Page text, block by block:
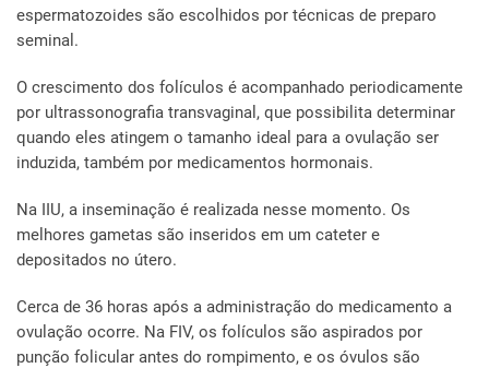
espermatozoides são escolhidos por técnicas de preparo
seminal.
O crescimento dos folículos é acompanhado periodicamente
por ultrassonografia transvaginal, que possibilita determinar
quando eles atingem o tamanho ideal para a ovulação ser
induzida, também por medicamentos hormonais.
Na IIU, a inseminação é realizada nesse momento. Os
melhores gametas são inseridos em um cateter e
depositados no útero.
Cerca de 36 horas após a administração do medicamento a
ovulação ocorre. Na FIV, os folículos são aspirados por
punção folicular antes do rompimento, e os óvulos são